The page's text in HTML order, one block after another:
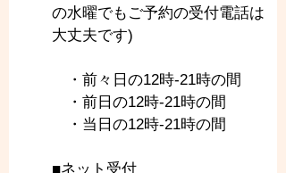
の水曜でもご予約の受付電話は
大丈夫です)
・前々日の12時-21時の間
・前日の12時-21時の間
・当日の12時-21時の間
■ネット受付